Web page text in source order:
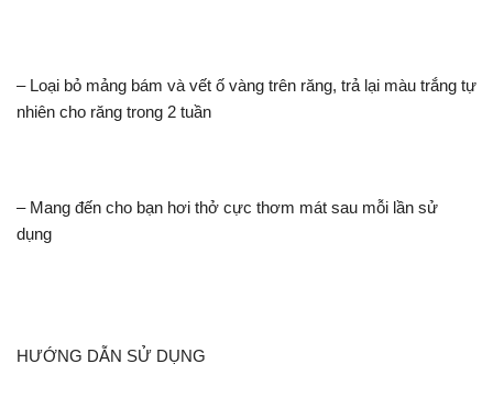
– Loại bỏ mảng bám và vết ố vàng trên răng, trả lại màu trắng tự
nhiên cho răng trong 2 tuần
– Mang đến cho bạn hơi thở cực thơm mát sau mỗi lần sử
dụng
HƯỚNG DẪN SỬ DỤNG